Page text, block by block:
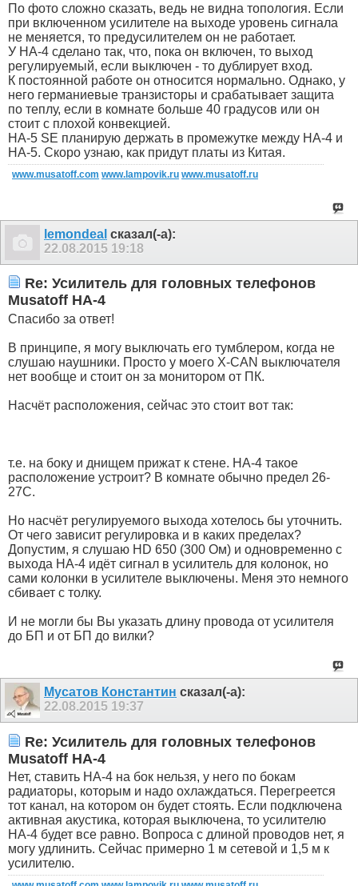
По фото сложно сказать, ведь не видна топология. Если
при включенном усилителе на выходе уровень сигнала
не меняется, то предусилителем он не работает.
У НА-4 сделано так, что, пока он включен, то выход
регулируемый, если выключен - то дублирует вход.
К постоянной работе он относится нормально. Однако, у
него германиевые транзисторы и срабатывает защита
по теплу, если в комнате больше 40 градусов или он
стоит с плохой конвекцией.
НА-5 SE планирую держать в промежутке между HA-4 и
HA-5. Скоро узнаю, как придут платы из Китая.
www.musatoff.com www.lampovik.ru www.musatoff.ru
lemondeal сказал(-а):
22.08.2015 19:18
Re: Усилитель для головных телефонов
Musatoff HA-4
Спасибо за ответ!
В принципе, я могу выключать его тумблером, когда не
слушаю наушники. Просто у моего X-CAN выключателя
нет вообще и стоит он за монитором от ПК.
Насчёт расположения, сейчас это стоит вот так:
т.е. на боку и днищем прижат к стене. HA-4 такое
расположение устроит? В комнате обычно предел 26-
27С.
Но насчёт регулируемого выхода хотелось бы уточнить.
От чего зависит регулировка и в каких пределах?
Допустим, я слушаю HD 650 (300 Ом) и одновременно с
выхода HA-4 идёт сигнал в усилитель для колонок, но
сами колонки в усилителе выключены. Меня это немного
сбивает с толку.
И не могли бы Вы указать длину провода от усилителя
до БП и от БП до вилки?
Мусатов Константин сказал(-а):
22.08.2015 19:37
Re: Усилитель для головных телефонов
Musatoff HA-4
Нет, ставить НА-4 на бок нельзя, у него по бокам
радиаторы, которым и надо охлаждаться. Перегреется
тот канал, на котором он будет стоять. Если подключена
активная акустика, которая выключена, то усилителю
НА-4 будет все равно. Вопроса с длиной проводов нет, я
могу удлинить. Сейчас примерно 1 м сетевой и 1,5 м к
усилителю.